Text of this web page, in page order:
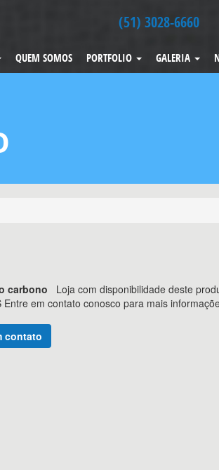
(51) 3028-6660
QUEM SOMOS PORTFOLIO GALERIA
carbono Loja com disponibilidade deste
Entre em contato conosco para mais
contato